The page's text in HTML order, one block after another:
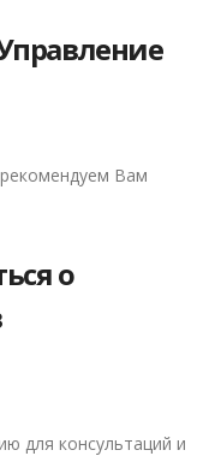
Вам
о
для консультаций и